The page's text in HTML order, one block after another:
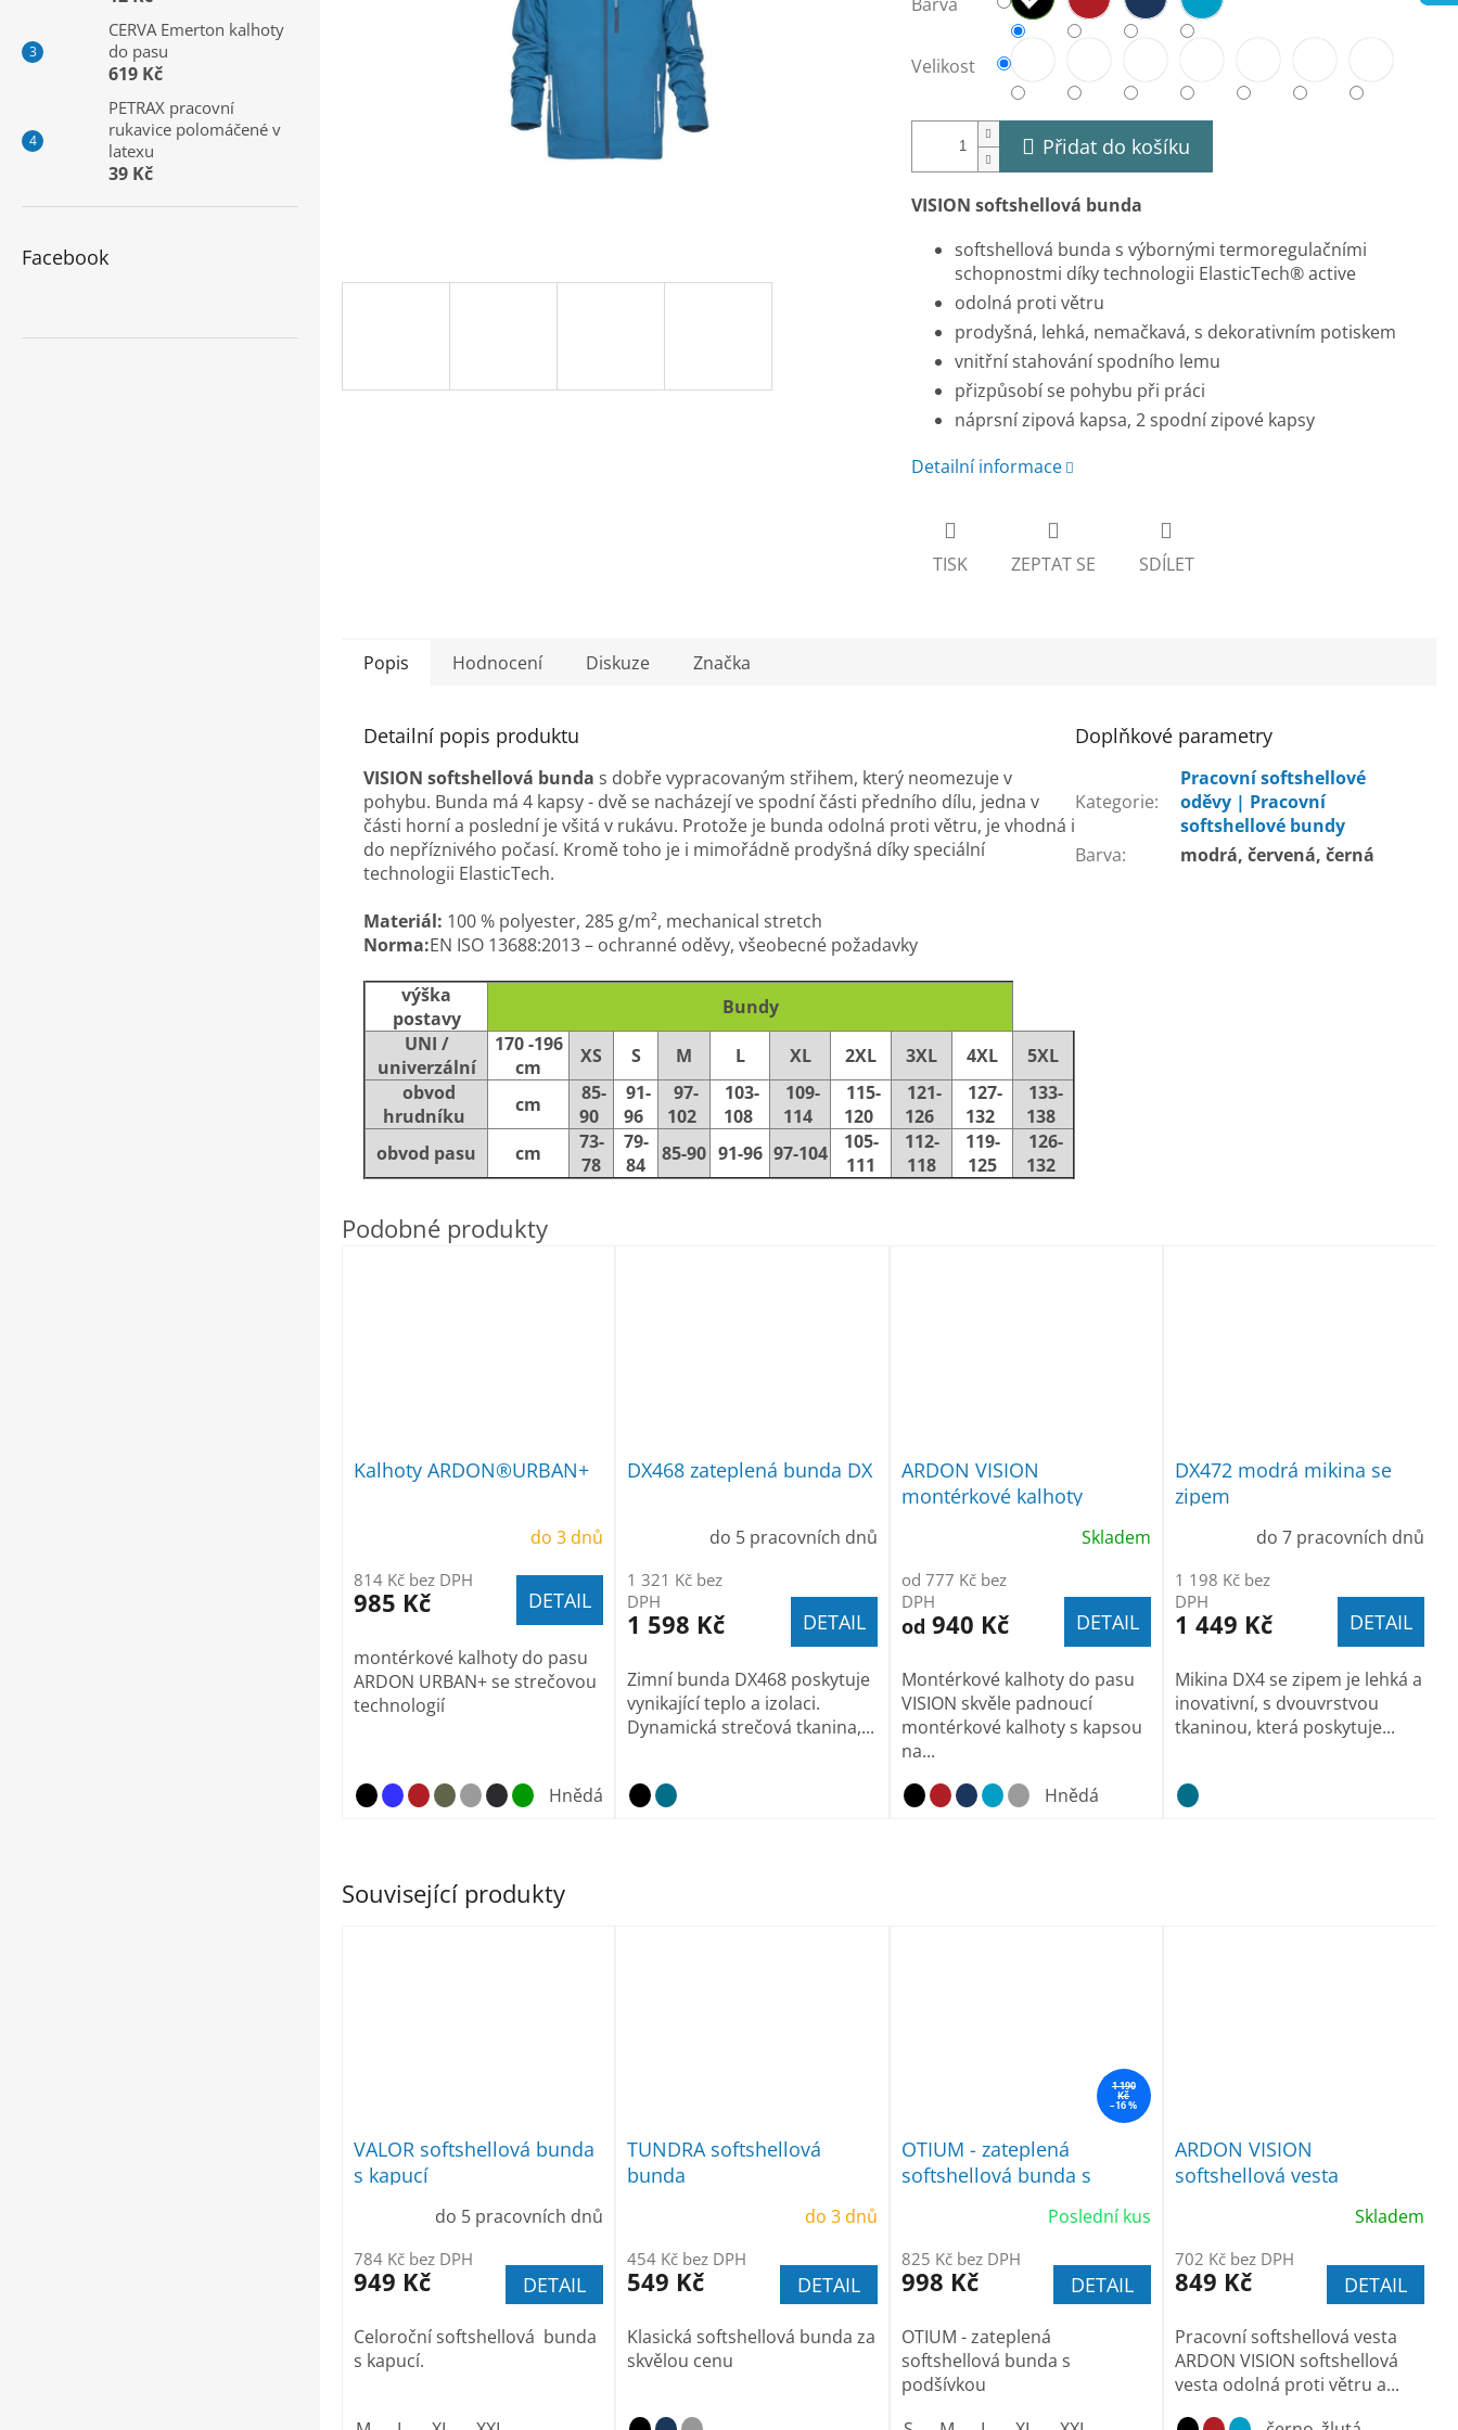
CERVA Emerton kalhoty
do pasu
619 Kč
PETRAX pracovní
rukavice polomáčené v
latexu
39 Kč
Facebook
Velikost
Přidat do košíku
VISION softshellová bunda
softshellová bunda s výbornými termoregulačními
schopnostmi díky technologii ElasticTech® active
odolná proti větru
prodyšná, lehká, nemačkavá, s dekorativním potiskem
vnitřní stahování spodního lemu
přizpůsobí se pohybu při práci
náprsní zipová kapsa, 2 spodní zipové kapsy
Detailní informace
TISK ZEPTAT SE SDÍLET
Související produkty
VALOR softshellová bunda
s kapucí
do 5 pracovních dnů
784 Kč bez DPH
949 Kč DETAIL
Celoroční softshellová bunda
s kapucí.
TUNDRA softshellová
bunda
do 3 dnů
454 Kč bez DPH
549 Kč DETAIL
Klasická softshellová bunda za
skvělou cenu
1 190
Kč
–16 %
OTIUM - zateplená
softshellová bunda s
Poslední kus
825 Kč bez DPH
998 Kč DETAIL
OTIUM - zateplená
softshellová bunda s
podšívkou
ARDON VISION
softshellová vesta
Skladem
702 Kč bez DPH
849 Kč DETAIL
Pracovní softshellová vesta
ARDON VISION softshellová
vesta odolná proti větru a...
Popis Hodnocení Diskuze Značka
Detailní popis produktu
VISION softshellová bunda s dobře vypracovaným střihem, který neomezuje v
pohybu. Bunda má 4 kapsy - dvě se nacházejí ve spodní části předního dílu, jedna v
části horní a poslední je všitá v rukávu. Protože je bunda odolná proti větru, je vhodná i
do nepříznivého počasí. Kromě toho je i mimořádně prodyšná díky speciální
technologii ElasticTech.
Materiál: 100 % polyester, 285 g/m², mechanical stretch
Norma:EN ISO 13688:2013 – ochranné oděvy, všeobecné požadavky
výška
postavy
Bundy
UNI /
univerzální
170 -196
cm
XS S M L XL 2XL 3XL 4XL
5XL
obvod
hrudníku
cm
85-
90
91-
96
97-
102
103-
108
109-
114
115-
120
121-
126
127-
132
133-
138
obvod pasu
cm
73-
78
79-
84
85-90 91-96 97-104
105-
111
112-
118
119-
125
126-
132
Doplňkové parametry
Kategorie:
Pracovní softshellové
oděvy | Pracovní
softshellové bundy
Barva: modrá, červená, černá
Kalhoty ARDON®URBAN+
do 3 dnů
814 Kč bez DPH
985 Kč DETAIL
montérkové kalhoty do pasu
ARDON URBAN+ se strečovou
technologií
Hnědá tmavě modrá
DX468 zateplená bunda DX
do 5 pracovních dnů
1 321 Kč bez
DPH
1 598 Kč DETAIL
Zimní bunda DX468 poskytuje
vynikající teplo a izolaci.
Dynamická strečová tkanina,...
ARDON VISION
montérkové kalhoty
Skladem
od 777 Kč bez
DPH
od 940 Kč DETAIL
Montérkové kalhoty do pasu
VISION skvěle padnoucí
montérkové kalhoty s kapsou
na...
Hnědá
DX472 modrá mikina se
zipem
do 7 pracovních dnů
1 198 Kč bez
DPH
1 449 Kč DETAIL
Mikina DX4 se zipem je lehká a
inovativní, s dvouvrstvou
tkaninou, která poskytuje...